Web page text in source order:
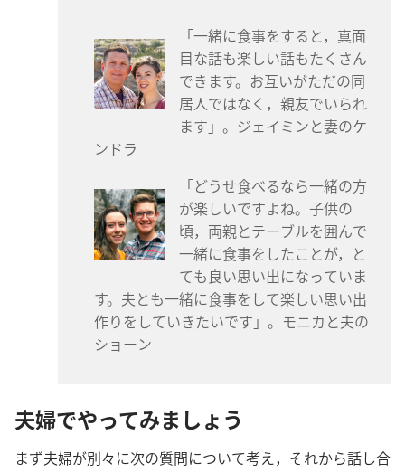
「一緒に食事をすると， 真面
目な話も楽 しい話もたくさん
できます。お互いがただの同
居人ではなく， 親友でいられ
ます」。ジェイミンと妻のケ
ンドラ
「どうせ食べるなら一緒の方
が楽 しいですよね。 子供の
頃， 両親とテーブルを囲んで
一緒に食事をしたことが，と
ても 良い思い出になっていま
す。 夫とも一緒に食事をして楽 しい思い出
作りをしていきたいです」。モニカと夫の
ショーン
夫婦でやってみましょう
まず夫婦が別々に次の質問について考え，それから話し合